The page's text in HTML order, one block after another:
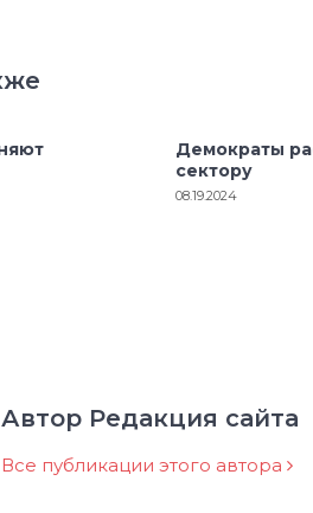
Демократы
сектору
08.19.2024
Автор Редакция сайта
Все публикации этого автора